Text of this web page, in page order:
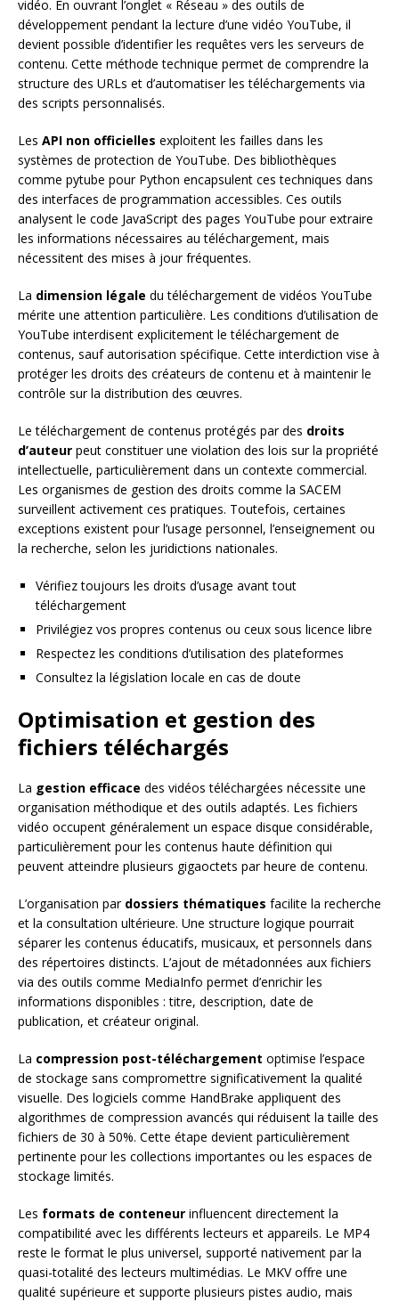
vidéo. En ouvrant l’onglet « Réseau » des outils de
développement pendant la lecture d’une vidéo YouTube, il
devient possible d’identifier les requêtes vers les serveurs de
contenu. Cette méthode technique permet de comprendre la
structure des URLs et d’automatiser les téléchargements via
des scripts personnalisés.
Les API non officielles exploitent les failles dans les
systèmes de protection de YouTube. Des bibliothèques
comme pytube pour Python encapsulent ces techniques dans
des interfaces de programmation accessibles. Ces outils
analysent le code JavaScript des pages YouTube pour extraire
les informations nécessaires au téléchargement, mais
nécessitent des mises à jour fréquentes.
La dimension légale du téléchargement de vidéos YouTube
mérite une attention particulière. Les conditions d’utilisation de
YouTube interdisent explicitement le téléchargement de
contenus, sauf autorisation spécifique. Cette interdiction vise à
protéger les droits des créateurs de contenu et à maintenir le
contrôle sur la distribution des œuvres.
Le téléchargement de contenus protégés par des droits
d’auteur peut constituer une violation des lois sur la propriété
intellectuelle, particulièrement dans un contexte commercial.
Les organismes de gestion des droits comme la SACEM
surveillent activement ces pratiques. Toutefois, certaines
exceptions existent pour l’usage personnel, l’enseignement ou
la recherche, selon les juridictions nationales.
Vérifiez toujours les droits d’usage avant tout
téléchargement
Privilégiez vos propres contenus ou ceux sous licence libre
Respectez les conditions d’utilisation des plateformes
Consultez la législation locale en cas de doute
Optimisation et gestion des
fichiers téléchargés
La gestion efficace des vidéos téléchargées nécessite une
organisation méthodique et des outils adaptés. Les fichiers
vidéo occupent généralement un espace disque considérable,
particulièrement pour les contenus haute définition qui
peuvent atteindre plusieurs gigaoctets par heure de contenu.
L’organisation par dossiers thématiques facilite la recherche
et la consultation ultérieure. Une structure logique pourrait
séparer les contenus éducatifs, musicaux, et personnels dans
des répertoires distincts. L’ajout de métadonnées aux fichiers
via des outils comme MediaInfo permet d’enrichir les
informations disponibles : titre, description, date de
publication, et créateur original.
La compression post-téléchargement optimise l’espace
de stockage sans compromettre significativement la qualité
visuelle. Des logiciels comme HandBrake appliquent des
algorithmes de compression avancés qui réduisent la taille des
fichiers de 30 à 50%. Cette étape devient particulièrement
pertinente pour les collections importantes ou les espaces de
stockage limités.
Les formats de conteneur influencent directement la
compatibilité avec les différents lecteurs et appareils. Le MP4
reste le format le plus universel, supporté nativement par la
quasi-totalité des lecteurs multimédias. Le MKV offre une
qualité supérieure et supporte plusieurs pistes audio, mais